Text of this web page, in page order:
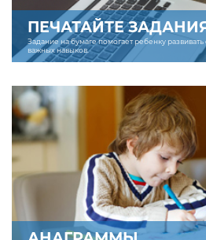
ПЕЧАТАЙТЕ
Задание на бумаге помогает ребенку развивать
важных навыков.